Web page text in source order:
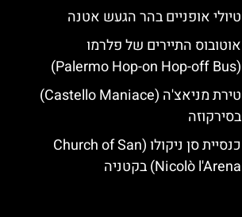
טיולי אופניים בהר הגעש אטנה
אוטובוס התיירים של פלרמו
(Palermo Hop-on Hop-off Bus)
טירת מניאצ'ה (Castello Maniace)
בסירקוזה
כנסיית סן ניקולו (Church of San
Nicolò l'Arena) בקטניה